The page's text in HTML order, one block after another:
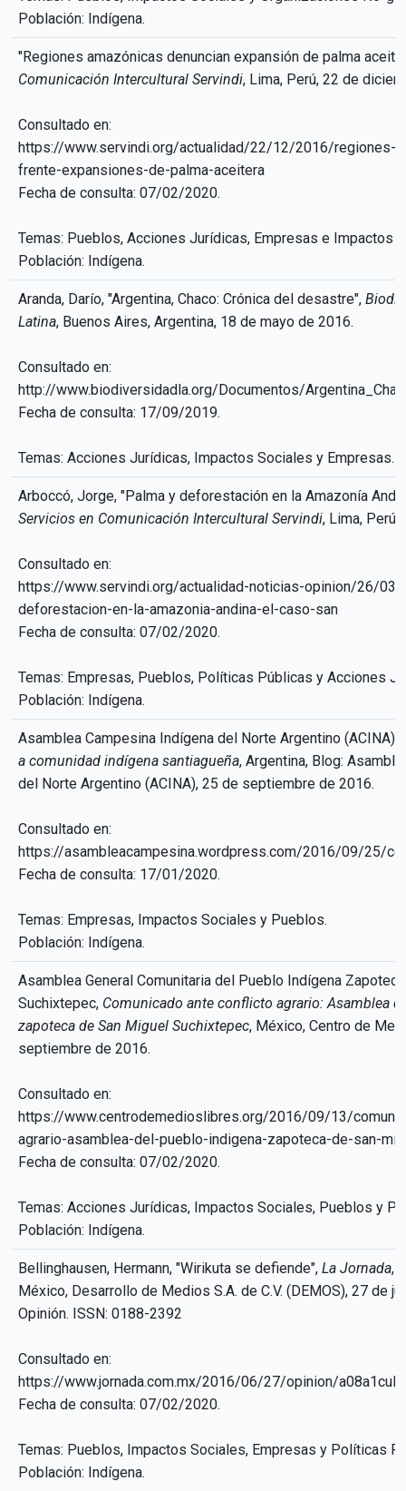
Población: Indígena.
"Regiones amazónicas denuncian expansión de palma
Comunicación Intercultural Servindi, Lima, Perú, 22 de
Consultado en:
https://www.servindi.org/actualidad/22/12/2016/regiones-
frente-expansiones-de-palma-aceitera
Fecha de consulta: 07/02/2020.
Temas: Pueblos, Acciones Jurídicas, Empresas e Impactos
Población: Indígena.
Aranda, Darío, "Argentina, Chaco: Crónica del desastre",
Latina, Buenos Aires, Argentina, 18 de mayo de 2016.
Consultado en:
http://www.biodiversidadla.org/Documentos/
Fecha de consulta: 17/09/2019.
Temas: Acciones Jurídicas, Impactos Sociales y Empresas.
Arboccó, Jorge, "Palma y deforestación en la Amazonía
Servicios en Comunicación Intercultural Servindi, Lima,
Consultado en:
https://www.servindi.org/actualidad-noticias-opinion/26/
deforestacion-en-la-amazonia-andina-el-caso-san
Fecha de consulta: 07/02/2020.
Temas: Empresas, Pueblos, Políticas Públicas y Acciones
Población: Indígena.
Asamblea Campesina Indígena del Norte Argentino (ACINA),
a comunidad indígena santiagueña, Argentina, Blog:
del Norte Argentino (ACINA), 25 de septiembre de 2016.
Consultado en:
https://asambleacampesina.wordpress.com/2016/09/25/
Fecha de consulta: 17/01/2020.
Temas: Empresas, Impactos Sociales y Pueblos.
Población: Indígena.
Asamblea General Comunitaria del Pueblo Indígena
Suchixtepec, Comunicado ante conflicto agrario: Asamblea
zapoteca de San Miguel Suchixtepec, México, Centro de
septiembre de 2016.
Consultado en:
https://www.centrodemedioslibres.org/2016/09/13/
agrario-asamblea-del-pueblo-indigena-zapoteca-de-san-
Fecha de consulta: 07/02/2020.
Temas: Acciones Jurídicas, Impactos Sociales, Pueblos y
Población: Indígena.
Bellinghausen, Hermann, "Wirikuta se defiende", La Jornada,
México, Desarrollo de Medios S.A. de C.V. (DEMOS), 27 de
Opinión. ISSN: 0188-2392
Consultado en:
https://www.jornada.com.mx/2016/06/27/opinion/a08a1cul
Fecha de consulta: 07/02/2020.
Temas: Pueblos, Impactos Sociales, Empresas y Políticas
Población: Indígena.